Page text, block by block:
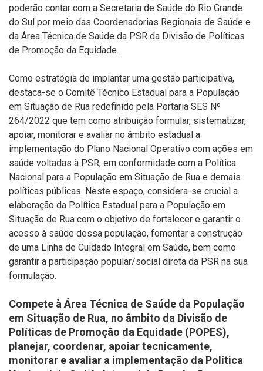
poderão contar com a Secretaria de Saúde do Rio Grande
do Sul por meio das Coordenadorias Regionais de Saúde e
da Área Técnica de Saúde da PSR da Divisão de Políticas
de Promoção da Equidade.
Como estratégia de implantar uma gestão participativa,
destaca-se o Comitê Técnico Estadual para a População
em Situação de Rua redefinido pela Portaria SES Nº
264/2022 que tem como atribuição formular, sistematizar,
apoiar, monitorar e avaliar no âmbito estadual a
implementação do Plano Nacional Operativo com ações em
saúde voltadas à PSR, em conformidade com a Política
Nacional para a População em Situação de Rua e demais
políticas públicas. Neste espaço, considera-se crucial a
elaboração da Política Estadual para a População em
Situação de Rua com o objetivo de fortalecer e garantir o
acesso à saúde dessa população, fomentar a construção
de uma Linha de Cuidado Integral em Saúde, bem como
garantir a participação popular/social direta da PSR na sua
formulação.
Compete à Área Técnica de Saúde da População
em Situação de Rua, no âmbito da Divisão de
Políticas de Promoção da Equidade (POPES),
planejar, coordenar, apoiar tecnicamente,
monitorar e avaliar a implementação da Política